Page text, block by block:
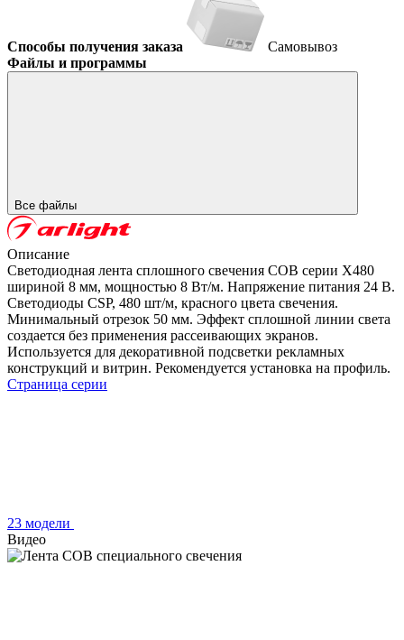
Способы получения заказа
Самовывоз
Файлы и программы
Все файлы
Описание
Светодиодная лента сплошного свечения COB серии X480
шириной 8 мм, мощностью 8 Вт/м. Напряжение питания 24 В.
Светодиоды CSP, 480 шт/м, красного цвета свечения.
Минимальный отрезок 50 мм. Эффект сплошной линии света
создается без применения рассеивающих экранов.
Используется для декоративной подсветки рекламных
конструкций и витрин. Рекомендуется установка на профиль.
Страница серии
23 модели
Видео